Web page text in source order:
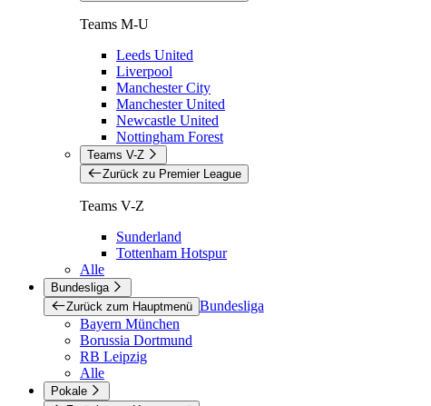
Teams M-U
Leeds United
Liverpool
Manchester City
Manchester United
Newcastle United
Nottingham Forest
Teams V-Z
Zurück zu Premier League
Teams V-Z
Sunderland
Tottenham Hotspur
Alle
Bundesliga
Zurück zum Hauptmenü Bundesliga
Bayern München
Borussia Dortmund
RB Leipzig
Alle
Pokale